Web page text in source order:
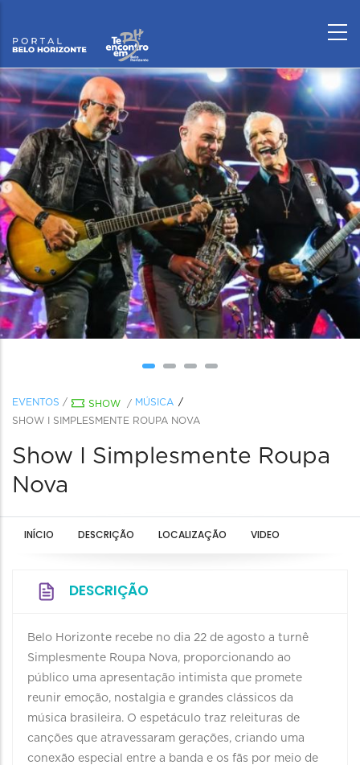
EVENTOS / SHOW / MÚSICA
SHOW I SIMPLESMENTE ROUPA NOVA
Show I Simplesmente Roupa
Nova
INÍCIO DESCRIÇÃO LOCALIZAÇÃO VIDEO
DESCRIÇÃO
Belo Horizonte recebe no dia 22 de agosto a turnê
Simplesmente Roupa Nova, proporcionando ao
público uma apresentação intimista que promete
reunir emoção, nostalgia e grandes clássicos da
música brasileira. O espetáculo traz releituras de
canções que atravessaram gerações, criando uma
conexão especial entre a banda e os fãs por meio de